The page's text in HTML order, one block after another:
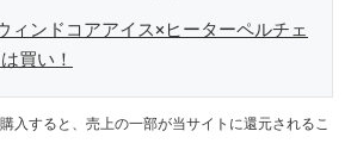
ィンドコアアイス×ヒーターペルチェ
買い！
入すると、売上の一部が当サイトに還元されるこ